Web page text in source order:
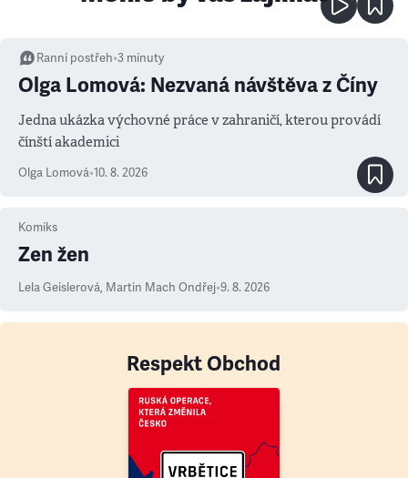
Ranní postřeh•3 minuty
Olga Lomová: Nezvaná návštěva z Číny
Jedna ukázka výchovné práce v zahraničí, kterou provádí
čínští akademici
Olga Lomová•10. 8. 2026
Komiks
Zen žen
Lela Geislerová, Martin Mach Ondřej•9. 8. 2026
Respekt Obchod